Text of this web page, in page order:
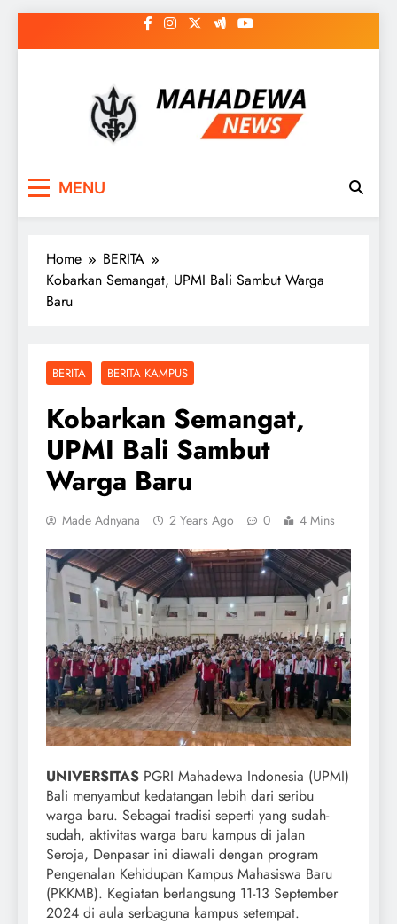
to
MAHADEWA NEWS
MENU
Home
BERITA
Kobarkan Semangat, UPMI Bali Sambut Warga
Baru
BERITA BERITA KAMPUS
Kobarkan Semangat,
UPMI Bali Sambut
Warga Baru
Made Adnyana 2 Years Ago 0 4 Mins
UNIVERSITAS PGRI Mahadewa Indonesia (UPMI)
Bali menyambut kedatangan lebih dari seribu
warga baru. Sebagai tradisi seperti yang sudah-
sudah, aktivitas warga baru kampus di jalan
Seroja, Denpasar ini diawali dengan program
Pengenalan Kehidupan Kampus Mahasiswa Baru
(PKKMB). Kegiatan berlangsung 11-13 September
2024 di aula serbaguna kampus setempat.